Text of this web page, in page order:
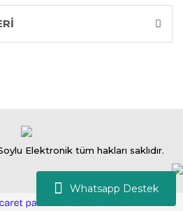
Whatsapp Destek
Elektronik tüm hakları saklıdır.